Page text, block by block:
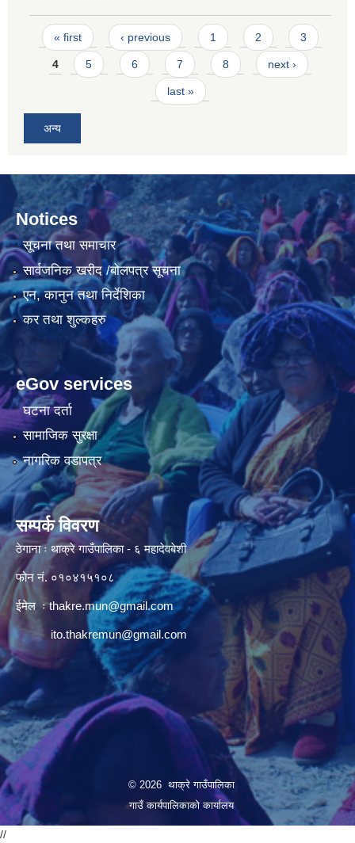
Pages
« first ‹ previous 1 2 3
4 5 6 7 8 next ›
last »
अन्य
Notices
सूचना तथा समाचार
सार्वजनिक खरीद /बोलपत्र सूचना
एन, कानुन तथा निर्देशिका
कर तथा शुल्कहरु
eGov services
घटना दर्ता
सामाजिक सुरक्षा
नागरिक वडापत्र
सम्पर्क विवरण
ठेगाना ः थाक्रे गाउँपालिका - ६ महादेवबेशी
फोन नं. ०१०४१५१०८
ईमेल ःthakre.mun@gmail.com
ito.thakremun@gmail.com
© 2026 थाक्रे गाउँपालिका
गाउँ कार्यपालिकाको कार्यालय
//